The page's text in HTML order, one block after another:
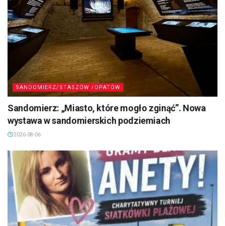
SANDOMIERZ/STASZÓW /OPATÓW
Sandomierz: „Miasto, które mogło zginąć”. Nowa
wystawa w sandomierskich podziemiach
2026-08-06